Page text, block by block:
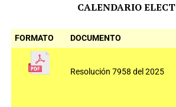
CALENDARIO
FORMATO DOCUMENTO
Resolución 7958 del 2025